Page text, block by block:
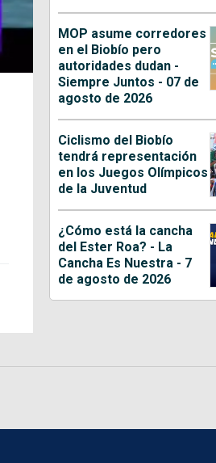
MOP asume corredores
en el Biobío pero
autoridades dudan -
Siempre Juntos - 07 de
agosto de 2026
Ciclismo del Biobío
tendrá representación
en los Juegos Olímpicos
de la Juventud
¿Cómo está la cancha
del Ester Roa? - La
Cancha Es Nuestra - 7
de agosto de 2026